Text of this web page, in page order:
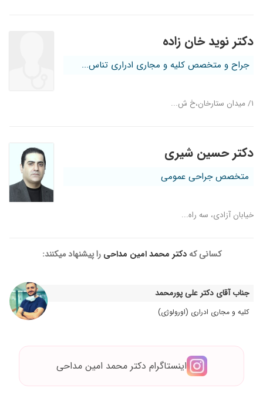
دکتر فوق العاده ی هستن خدا ازشون راضی باشه
مهربون با اخلاق
خوش برخورد . باحوصله . نتیجه بخش
سلام.خیلی دگتر خوبی هستند ۱۴۰۴/۰۳/۱۱
۱۴۰۴/۰۶/۲۴
دکتر با ۱۴۰۳/۱۲/۲۲
۱۴۰۴/۰۶/۲۴
دکتر بسیار خوبی هستن
دکتر باتجربه ای هستند
عملشو انجام دادن ۱۷ آذرماه ۱۴۰۴ الان حدودا ۱۵ روز
هست کارشون عالیه
پروستات خدا رو شکر حل شد
دستشون درد نکنه ممنونم ازشون حرف ندارن با
۱۴۰۳/۰۵/۰۶
دکتر نوید خان زاده
جراح و متخصص کلیه و مجاری ادراری تناس...
۱/ میدان ستارخان،خ ش...
دکتر حسین شیری
متخصص جراحی عمومی
خیابان آزادی، سه راه...
کسانی کهدکتر محمد امین مداحی را پیشنهاد میکنند:
جناب آقای دکتر علی پورمحمد
کلیه و مجاری ادراری (اورولوژی)
اینستاگرام دکتر محمد امین مداحی